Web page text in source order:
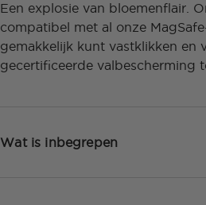
Een explosie van bloemenflair.
compatibel met al onze
gemakkelijk kunt vastklikken en
gecertificeerde valbescherming
Wat is inbegrepen